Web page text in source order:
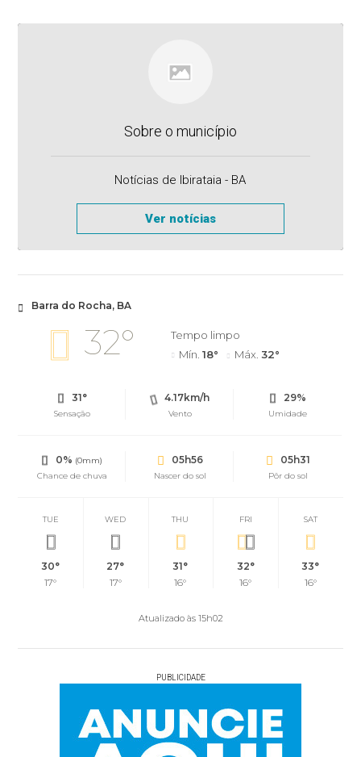
Sobre o município
Notícias de Ibirataia - BA
Ver notícias
Barra do Rocha, BA
32°
Tempo limpo
Mín. 18° Máx. 32°
31°
Sensação
4.17km/h
Vento
29%
Umidade
0% (0mm)
Chance de chuva
05h56
Nascer do sol
05h31
Pôr do sol
TUE
30°
17°
WED
27°
17°
THU
31°
16°
FRI
32°
16°
SAT
33°
16°
Atualizado às 15h02
PUBLICIDADE